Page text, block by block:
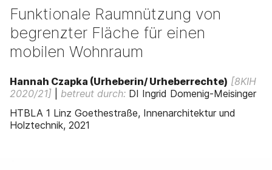
Funktionale Raumnützung von
begrenzter Fläche für einen
mobilen Wohnraum
Hannah Czapka (Urheberin/ Urheberrechte) [8KIH
2020/21]
betreut durch: DI Ingrid Domenig-Meisinger
HTBLA 1 Linz Goethestraße, Innenarchitektur und
Holztechnik, 2021